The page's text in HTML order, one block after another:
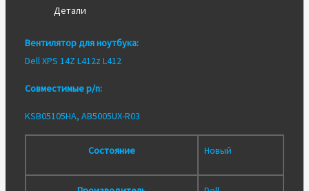
Детали
Вентилятор для ноутбука:
Dell XPS 14Z L412z L412
Совместимые p/n:
KSB05105HA, AB5005UX-R03
Состояние Новый